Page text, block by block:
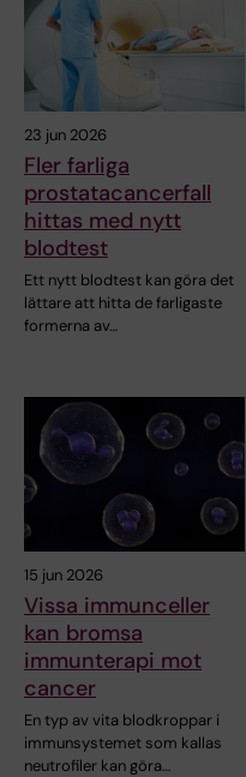
23 jun 2026
Fler farliga
prostatacancerfall
hittas med nytt
blodtest
Ett nytt blodtest kan göra det
lättare att hitta de farligaste
formerna av…
15 jun 2026
Vissa immunceller
kan bromsa
immunterapi mot
cancer
En typ av vita blodkroppar i
immunsystemet som kallas
neutrofiler kan göra…